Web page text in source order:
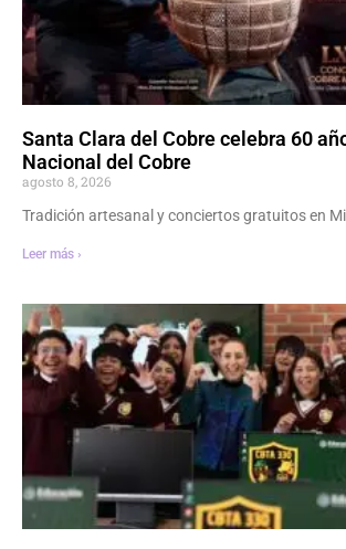
Santa Clara del Cobre celebra 60
Nacional del Cobre
agosto 8, 2026
Tradición artesanal y conciertos gratuitos en
Leer más ›